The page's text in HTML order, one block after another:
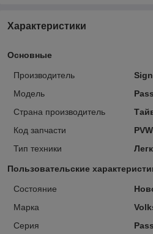
Характеристики
Основные
Производитель
Модель
Страна производитель
Код запчасти
Тип техники
Пользовательские
Состояние
Марка
Серия